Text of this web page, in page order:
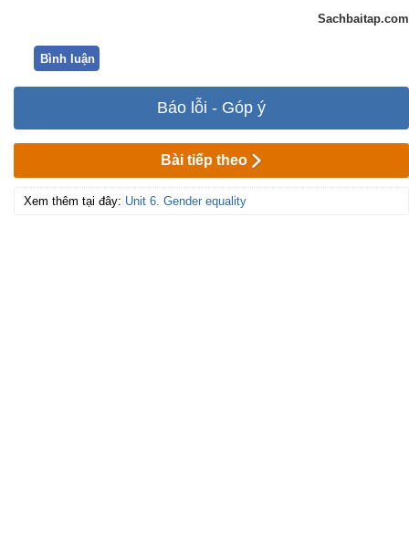
Sachbaitap.com
Bình luận
Báo lỗi - Góp ý
Bài tiếp theo
Xem thêm tại đây: Unit 6. Gender equality